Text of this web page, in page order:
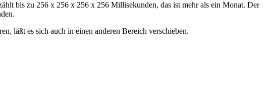
bis zu 256 x 256 x 256 x 256 Millisekunden, das ist mehr als ein Monat. Der
läßt es sich auch in einen anderen Bereich verschieben.